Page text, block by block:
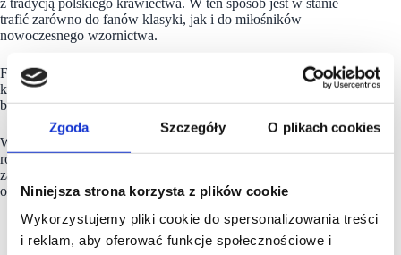
Zgoda Szczegóły O plikach cookies
Niniejsza strona korzysta z plików cookie
Wykorzystujemy pliki cookie do spersonalizowania treści
i reklam, aby oferować funkcje społecznościowe i
z tradycją polskiego krawiectwa. W ten sposób jest w stanie
trafić zarówno do fanów klasyki, jak i do miłośników
nowoczesnego wzornictwa.
Firma kieruje swoje produkty przede wszystkim do mężczyzn,
którzy pragną ubrać się w stylizacje na każdą okazję:
biznesową, casualową oraz na ślub.
W najnowszej
różnorodne okrycia wierzchnie i garnitury, zaprojektowane
zarówno w charakterze casual, jak i z myślą o wyjątkowych
okazjach.